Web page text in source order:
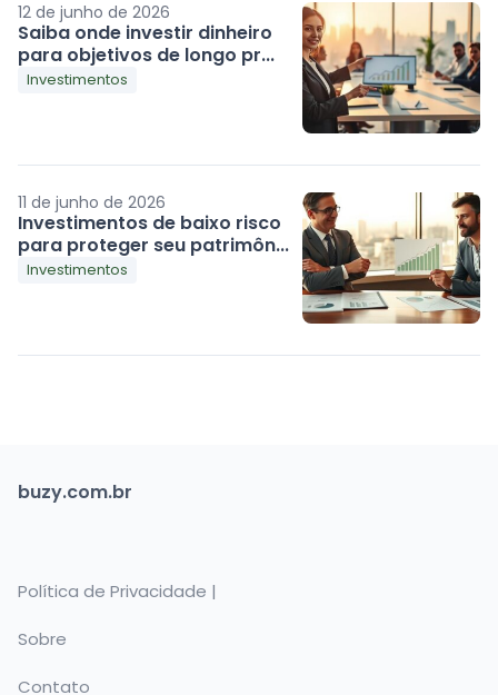
12 de junho de 2026
Saiba onde investir dinheiro
para objetivos de longo pr...
Investimentos
11 de junho de 2026
Investimentos de baixo risco
para proteger seu patrimôn...
Investimentos
buzy.com.br
Política de Privacidade |
Sobre
Contato